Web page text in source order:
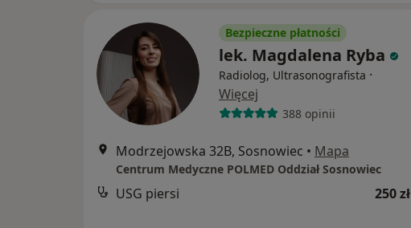
Bezpieczne płatności
lek. Magdalena Ryba
Radiolog, Ultrasonografista ·
Więcej
388 opinii
Modrzejowska 32B, Sosnowiec • Mapa
Centrum Medyczne POLMED Oddział Sosnowiec
USG piersi 250 zł